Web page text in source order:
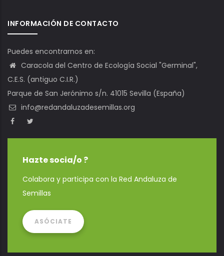
INFORMACIÓN DE CONTACTO
Puedes encontrarnos en:
Caracola del Centro de Ecología Social "Germinal",
C.E.S. (antiguo C.I.R.)
Parque de San Jerónimo s/n. 41015 Sevilla (España)
info@redandaluzadesemillas.org
Hazte socia/o ?
Colabora y participa con la Red Andaluza de
Semillas
ASÓCIATE